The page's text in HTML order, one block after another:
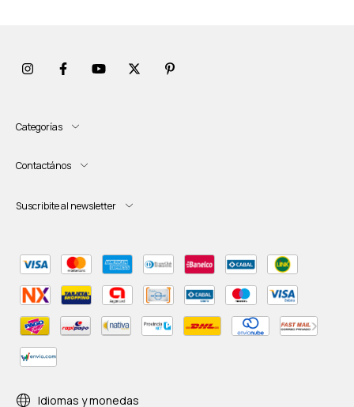
Categorías
Contactános
Suscribite al newsletter
Idiomas y monedas